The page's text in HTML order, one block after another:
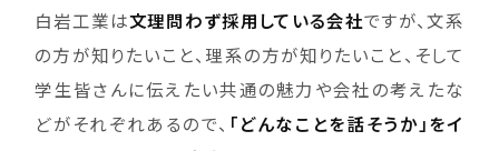
白岩工業は文理問わず採用している会社ですが、文系
の方が知りたいこと、理系の方が知りたいこと、そして
学生皆さんに伝えたい共通の魅力や会社の考えたな
どがそれぞれあるので、 「どんなことを話そうか」をイ